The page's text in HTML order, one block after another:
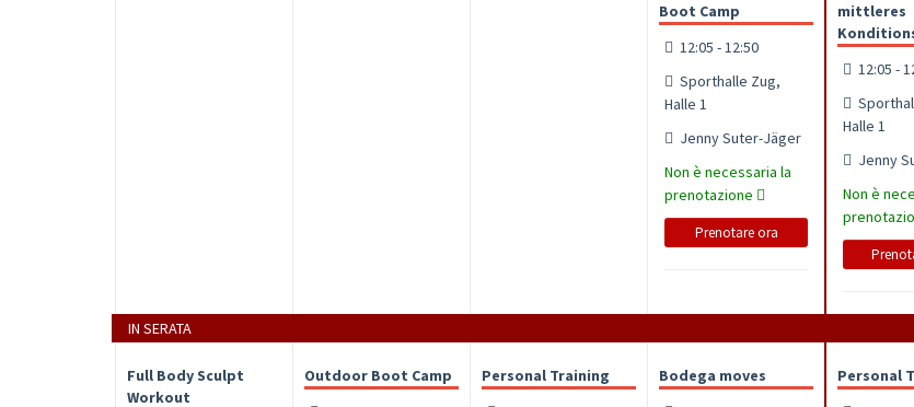
Boot Camp
12:05 - 12:50
Sporthalle Zug,
Halle 1
Jenny Suter-Jäger
Non è necessaria la
prenotazione
Prenotare ora
mittleres
12:05 -
Halle 1
Jenny
Non è
IN SERATA
Full Body Sculpt
Workout
Outdoor Boot Camp
Personal Training
Bodega moves
Personal